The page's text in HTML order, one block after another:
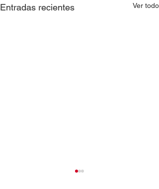
Entradas recientes Ver todo